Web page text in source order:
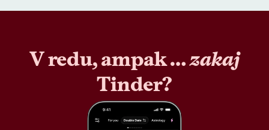
V redu, ampak …zakaj
Tinder?